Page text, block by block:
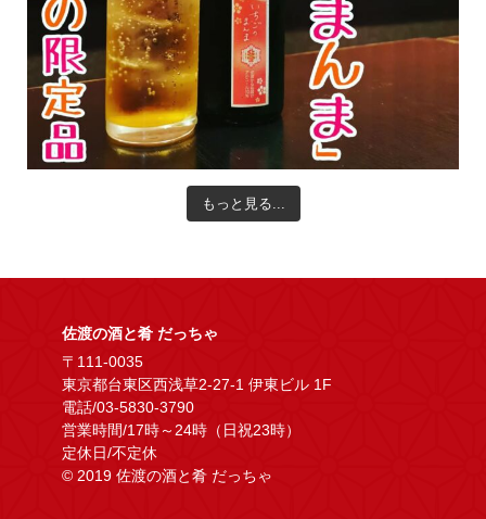
もっと見る...
佐渡の酒と肴 だっちゃ
〒111-0035
東京都台東区西浅草2-27-1 伊東ビル 1F
電話/03-5830-3790
営業時間/17時～24時（日祝23時）
定休日/不定休
© 2019 佐渡の酒と肴 だっちゃ